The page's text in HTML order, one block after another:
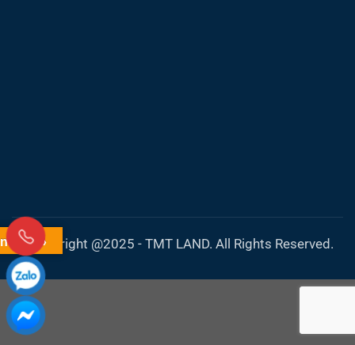
Coppyright @2025 - TMT LAND. All Rights Reserved.
»